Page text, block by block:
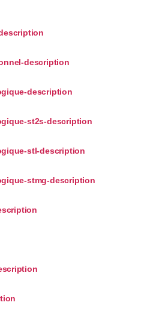
description
description
st2s-description
stl-description
stmg-description